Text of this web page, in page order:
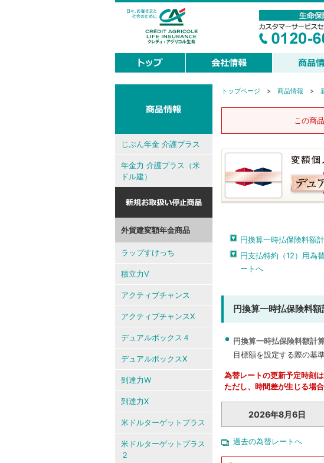
現
トップページ > 商品情報 >
この商
円換算一時払保険料額
円支払特約（12）用為
ートへ
円換算一時払保険料
円換算一時払保険料額計
目標額を設定する際の基
為替レートの更新予定時刻
ただし、時間差が生じる場
2026年8月6日
過去の為替レートへ
じぶん年金 介護プラス
年金力 介護プラス（米
ドル建）
外貨建変額年金商品
ラップすけっち
積立力V
アクティブチャンス
アクティブチャンスX
デュアルボックス４
デュアルボックスX
到達力W
到達力X
米ドルターゲットプラス
米ドルターゲットプラス
２